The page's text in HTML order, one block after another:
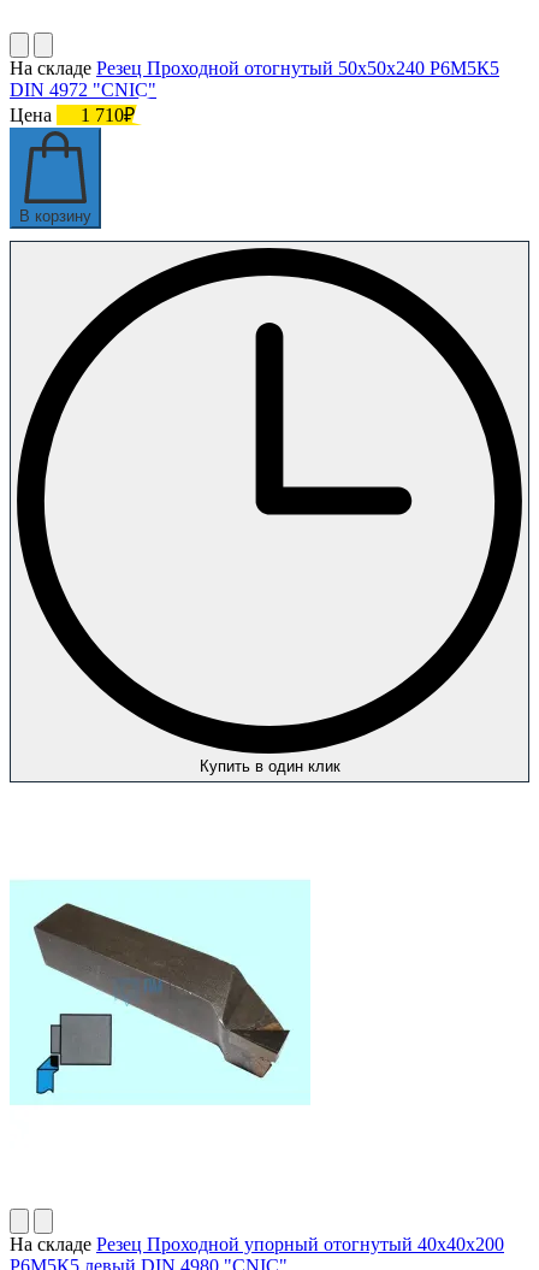
На складе Резец Проходной отогнутый 50х50х240 Р6М5К5
DIN 4972 "CNIC"
Цена
1 710₽
В корзину
Купить в один клик
На складе Резец Проходной упорный отогнутый 40х40х200
Р6М5К5 левый DIN 4980 "CNIC"